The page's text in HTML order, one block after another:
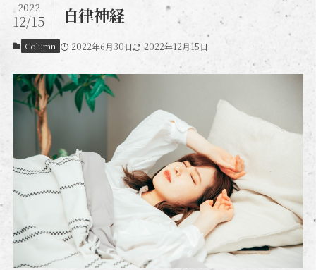
自律神経
2022
12/15
Column 2022年6月30日 2022年12月15日